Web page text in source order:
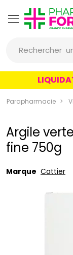
Rechercher
Parapharmacie
Argile
fine 750g
Marque Cattier